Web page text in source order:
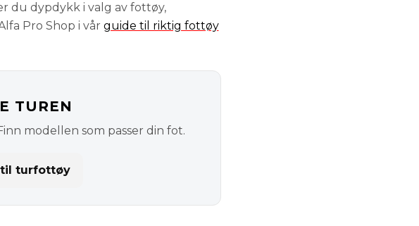
du dypdykk i valg av fottøy,
Pro Shop i vår guide til riktig fottøy
TUREN
modellen som passer din fot.
til turfottøy